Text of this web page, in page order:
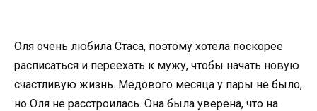
Оля очень любила Стаса, поэтому хотела поскорее
расписаться и переехать к мужу, чтобы начать новую
счастливую жизнь. Медового месяца у пары не было,
но Оля не расстроилась. Она была уверена, что на